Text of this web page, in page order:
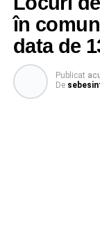
în
data de
Publicat
De